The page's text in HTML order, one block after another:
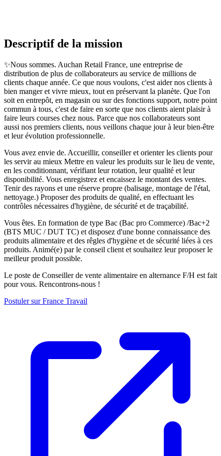
Descriptif de la mission
✨Nous sommes. Auchan Retail France, une entreprise de
distribution de plus de collaborateurs au service de millions de
clients chaque année. Ce que nous voulons, c'est aider nos clients à
bien manger et vivre mieux, tout en préservant la planète. Que l'on
soit en entrepôt, en magasin ou sur des fonctions support, notre point
commun à tous, c'est de faire en sorte que nos clients aient plaisir à
faire leurs courses chez nous. Parce que nos collaborateurs sont
aussi nos premiers clients, nous veillons chaque jour à leur bien-être
et leur évolution professionnelle.
Vous avez envie de. Accueillir, conseiller et orienter les clients pour
les servir au mieux Mettre en valeur les produits sur le lieu de vente,
en les conditionnant, vérifiant leur rotation, leur qualité et leur
disponibilité. Vous enregistrez et encaissez le montant des ventes.
Tenir des rayons et une réserve propre (balisage, montage de l'étal,
nettoyage.) Proposer des produits de qualité, en effectuant les
contrôles nécessaires d'hygiène, de sécurité et de traçabilité.
Vous êtes. En formation de type Bac (Bac pro Commerce) /Bac+2
(BTS MUC / DUT TC) et disposez d'une bonne connaissance des
produits alimentaire et des rêgles d'hygiène et de sécurité liées à ces
produits. Animé(e) par le conseil client et souhaitez leur proposer le
meilleur produit possible.
Le poste de Conseiller de vente alimentaire en alternance F/H est fait
pour vous. Rencontrons-nous !
Postuler sur France Travail